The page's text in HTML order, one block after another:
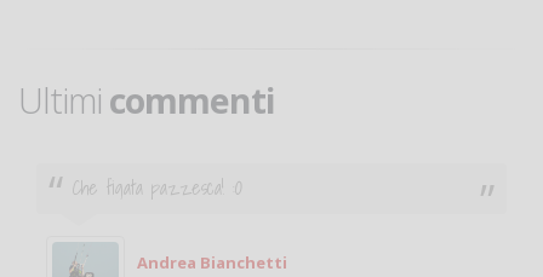
Ultimi commenti
Ciao. Sono a Treviglio da poco e vorrei tornare a
giocare. Se sei in zona e puoi giocare fammi sapere.
Michele